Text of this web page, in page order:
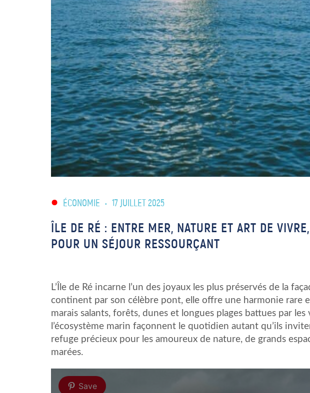
ÉCONOMIE • 17 JUILLET 2025
ÎLE DE RÉ : ENTRE MER, NATURE ET ART DE
POUR UN SÉJOUR RESSOURÇANT
L’Île de Ré incarne l’un des joyaux les plus préservés de la
continent par son célèbre pont, elle offre une harmonie rare
marais salants, forêts, dunes et longues plages battues par
l’écosystème marin façonnent le quotidien autant qu’ils
refuge précieux pour les amoureux de nature, de grands
marées.
Save